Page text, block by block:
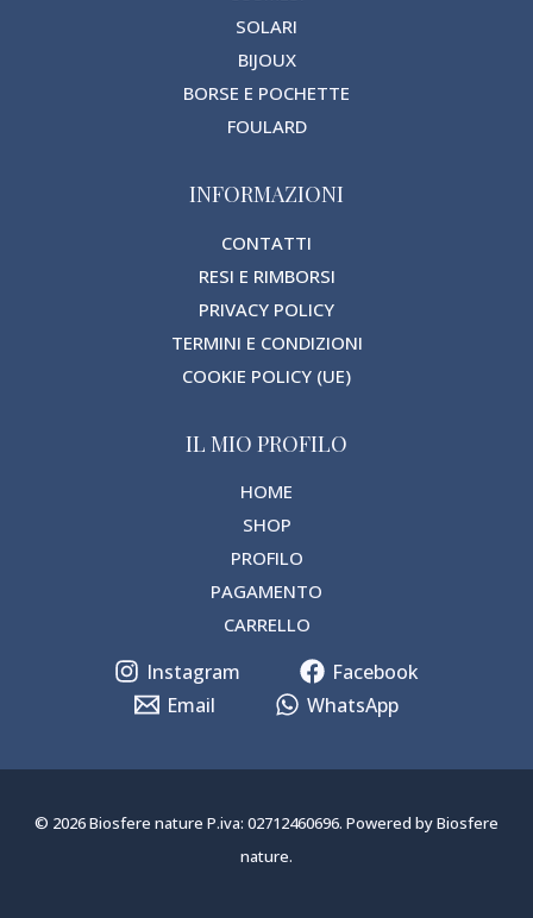
SOLARI
BIJOUX
BORSE E POCHETTE
FOULARD
INFORMAZIONI
CONTATTI
RESI E RIMBORSI
PRIVACY POLICY
TERMINI E CONDIZIONI
COOKIE POLICY (UE)
IL MIO PROFILO
HOME
SHOP
PROFILO
PAGAMENTO
CARRELLO
Instagram
Facebook
Email
WhatsApp
© 2026 Biosfere nature P.iva: 02712460696. Powered by Biosfere
nature.